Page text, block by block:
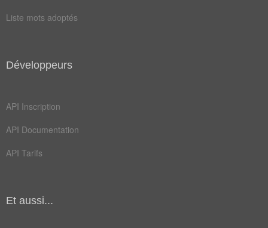
Liste mots adoptés
Développeurs
API Inscription
API Documentation
API Tarifs
Et aussi...